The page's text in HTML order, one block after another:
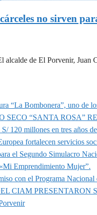
no sirven
alcalde de El Porvenir, Juan
“La Bombonera”, uno de
SECO “SANTA ROSA”
120 millones en tres años
fortalecen servicios
el Segundo Simulacro
Emprendimiento Mujer”.
con el Programa
CIAM